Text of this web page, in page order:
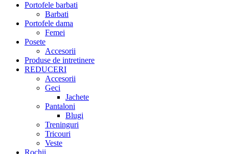
Portofele barbati
Barbati
Portofele dama
Femei
Posete
Accesorii
Produse de intretinere
REDUCERI
Accesorii
Geci
Jachete
Pantaloni
Blugi
Treninguri
Tricouri
Veste
Rochii